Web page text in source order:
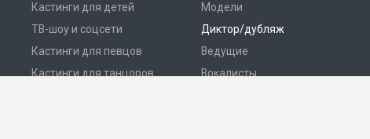
Кастинги для детей
ТВ-шоу и соцсети
Кастинги для певцов
Кастинги для танцоров
Модели
Диктор/дубляж
Ведущие
Вокалисты